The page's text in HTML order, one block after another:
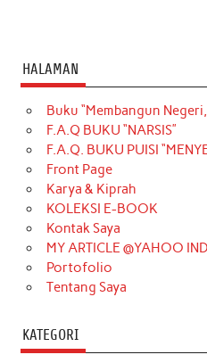
HALAMAN
Buku “Membangun
F.A.Q BUKU “NARSIS”
F.A.Q. BUKU PUISI
Front Page
Karya & Kiprah
KOLEKSI E-BOOK
Kontak Saya
MY ARTICLE @YAHOO
Portofolio
Tentang Saya
KATEGORI